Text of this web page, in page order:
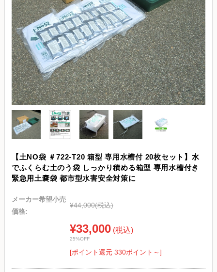
【土NO袋 ＃722-T20 箱型 専用水槽付 20枚セット】水
でふくらむ土のう袋 しっかり積める箱型 専用水槽付き
緊急用土嚢袋 都市型水害安全対策に
メーカー希望小売
価格:
¥44,000(税込)
¥33,000 (税込)
25%OFF
[ポイント還元 330ポイント～]